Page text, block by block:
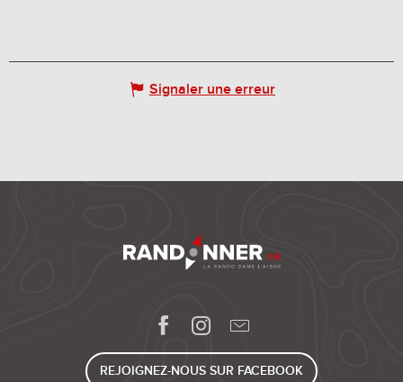
Signaler une erreur
REJOIGNEZ-NOUS SUR FACEBOOK